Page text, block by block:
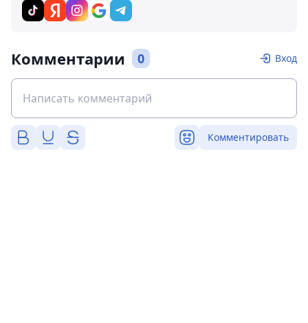
Комментарии 0 Вход
Комментировать